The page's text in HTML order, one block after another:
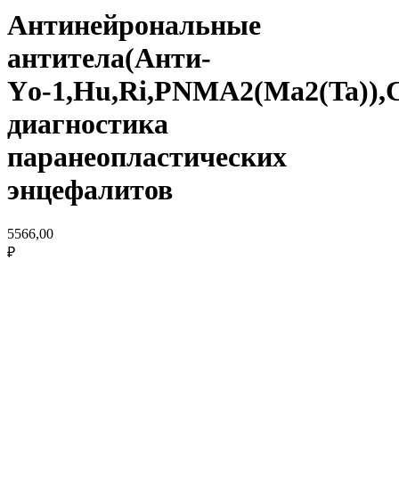
Антинейрональные
антитела(Анти-
Yо-
диагностика
паранеопластических
энцефалитов
5566,00
₽